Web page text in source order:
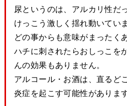
尿というのは、アルカリ性だ
けっこう激しく揺れ動いてい
どの事からも意味がまったく
ハチに刺されたらおしっこを
んの効果もありません。
アルコール・お酒は、直るど
炎症を起こす可能性があります